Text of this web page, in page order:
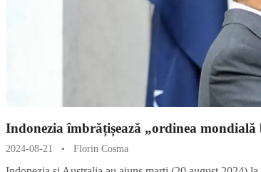
Indonezia îmbrățișează „ordinea mondială
2024-08-21 • Florin Cosma